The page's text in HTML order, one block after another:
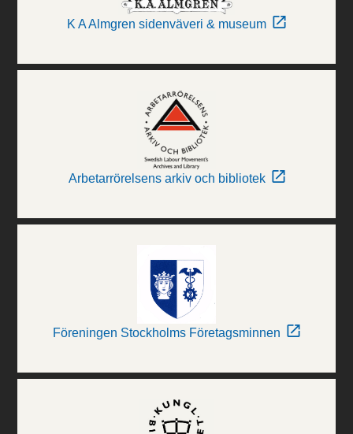
K A Almgren sidenväveri & museum
Arbetarrörelsens arkiv och bibliotek
Föreningen Stockholms Företagsminnen